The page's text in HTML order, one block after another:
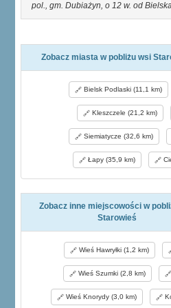
pol., gm. Dubiażyn, o 12 w. od
Zobacz miasta w pobliżu wsi
Bielsk Podlaski (11,1 km)
Kleszczele (21,2 km)
Siemiatycze (32,6 km)
Łapy (35,9 km)
Zobacz inne miejscowości w
Starowieś
Wieś Hawryłki (1,2 km)
Wieś Szumki (2,8 km)
Wieś Knorydy (3,0 km)